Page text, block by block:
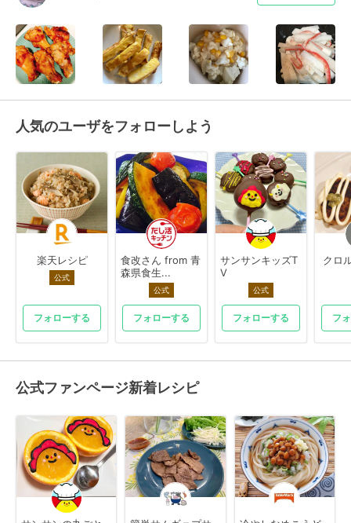
人気のユーザをフォローしよう
楽天レシピ
公式
フォローする
食改さん from 青
森県食生...
公式
フォローする
サンサンキッズT
V
公式
フォローする
クロ
フ
公式ファンページ新着レシピ